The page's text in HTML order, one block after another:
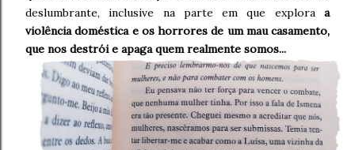
deslumbrante, inclusive na parte em que explora a
violência doméstica e os horrores de um mau casamento,
que nos destrói e apaga quem realmente somos...